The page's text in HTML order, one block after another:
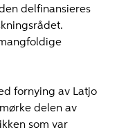
delfinansieres
fornying av Latjo
delen av
som var